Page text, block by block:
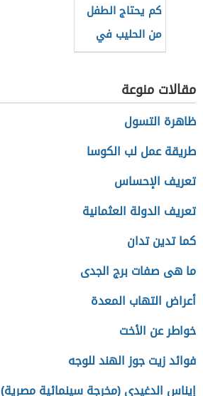
كم يحتاج الطفل
من الحليب في
عمر الشهر
مقالات منوعة
ظاهرة التسول
طريقة عمل لب الكوسا
تعريف الإحساس
تعريف الدولة العثمانية
كما تدين تدان
ما هى صفات برج الجدى
أعراض التهاب المعدة
خواطر عن الأخت
فوائد زيت جوز الهند للوجه
إيناس الدغيدي (مخرجة سينمائية مصرية)